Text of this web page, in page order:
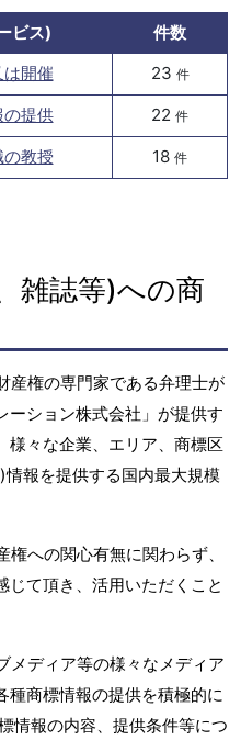
ビス)
件数
開催
23 件
提供 22 件
教授 18 件
雑誌等)への商
産権の専門家である弁理士が
ーション株式会社」が提供す
様々な企業、エリア、商標区
報を提供する国内最大規模
への関心有無に関わらず、
じて頂き、活用いただくこと
メディア等の様々なメディア
種商標情報の提供を積極的に
情報の内容、提供条件等につ